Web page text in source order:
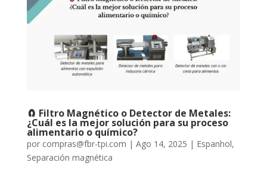
🧲 Filtro Magnético o Detector de Metales:
¿Cuál es la mejor solución para su proceso
alimentario o químico?
por compras@fbr-tpi.com | Ago 14, 2025 | Espanhol,
Separación magnética